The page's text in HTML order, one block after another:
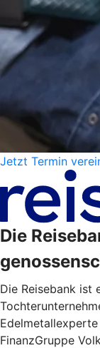
Jetzt Termin
Die
Die Reisebank ist
FinanzGruppe